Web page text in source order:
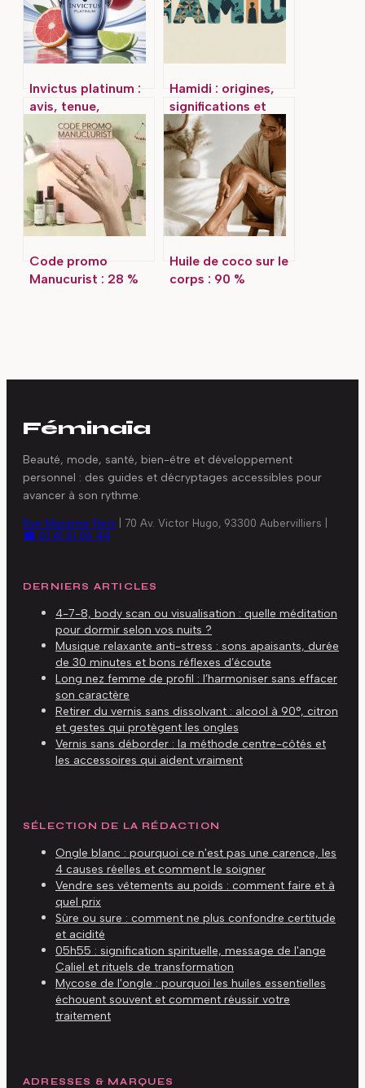
Invictus platinum :
avis, tenue,
comparatif et guide
pour bien le porter
Hamidi : origines,
significations et
usages
contemporains du
nom
Code promo
Manucurist : 28 %
Huile de coco sur le
corps : 90 %
Féminaïa
Beauté, mode, santé, bien-être et développement
personnel : des guides et décryptages accessibles pour
avancer à son rythme.
Rue Mazarine Paris 70 Av. Victor Hugo, 93300 Aubervilliers
☎ 01 41 61 06 44
DERNIERS ARTICLES
4-7-8, body scan ou visualisation : quelle méditation
pour dormir selon vos nuits ?
Musique relaxante anti-stress : sons apaisants, durée
de 30 minutes et bons réflexes d’écoute
Long nez femme de profil : l’harmoniser sans effacer
son caractère
Retirer du vernis sans dissolvant : alcool à 90°, citron
et gestes qui protègent les ongles
Vernis sans déborder : la méthode centre-côtés et
les accessoires qui aident vraiment
SÉLECTION DE LA RÉDACTION
Ongle blanc : pourquoi ce n'est pas une carence, les
4 causes réelles et comment le soigner
Vendre ses vêtements au poids : comment faire et à
quel prix
Sûre ou sure : comment ne plus confondre certitude
et acidité
05h55 : signification spirituelle, message de l'ange
Caliel et rituels de transformation
Mycose de l'ongle : pourquoi les huiles essentielles
échouent souvent et comment réussir votre
traitement
ADRESSES & MARQUES